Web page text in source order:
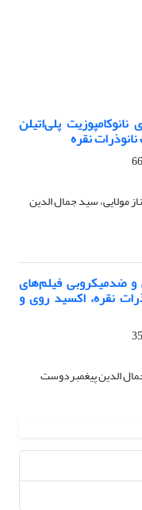
پلی‌اتیلن
نقره
مولایی، سید جمال الدین
ضدمیکروبی فیلم‌های
نقره، اکسید روی و
الدین پیغمبردوست